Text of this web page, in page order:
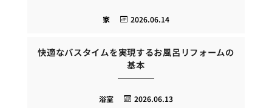
2026.06.14
家
快適なバスタイムを実現するお風呂リフォームの
基本
2026.06.13
浴室